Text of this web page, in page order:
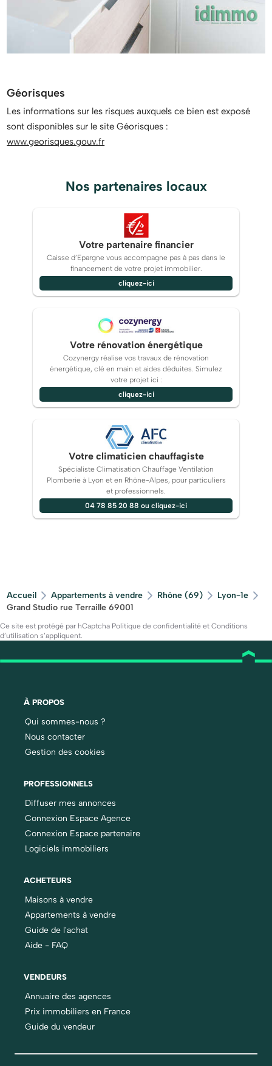
Géorisques
Les informations sur les risques auxquels ce bien est exposé
sont disponibles sur le site Géorisques :
www.georisques.gouv.fr
Nos partenaires locaux
Votre partenaire financier
Caisse d’Epargne vous accompagne pas à pas dans le
financement de votre projet immobilier.
cliquez-ici
Votre rénovation énergétique
Cozynergy réalise vos travaux de rénovation
énergétique, clé en main et aides déduites. Simulez
votre projet ici :
cliquez-ici
Votre climaticien chauffagiste
Spécialiste Climatisation Chauffage Ventilation
Plomberie à Lyon et en Rhône-Alpes, pour particuliers
et professionnels.
04 78 85 20 88 ou cliquez-ici
Accueil Appartements à vendre Rhône (69)
Lyon-1e
Grand Studio rue Terraille 69001
Ce site est protégé par hCaptcha Politique de confidentialité et Conditions
d’utilisation s’appliquent.
À PROPOS
Qui sommes-nous ?
Nous contacter
Gestion des cookies
PROFESSIONNELS
Diffuser mes annonces
Connexion Espace Agence
Connexion Espace partenaire
Logiciels immobiliers
ACHETEURS
Maisons à vendre
Appartements à vendre
Guide de l'achat
Aide - FAQ
VENDEURS
Annuaire des agences
Prix immobiliers en France
Guide du vendeur